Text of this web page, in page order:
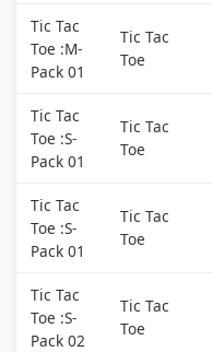
Tic Tac
Toe :M-
Pack 01
Tic Tac
Toe
Tic Tac
Toe :S-
Pack 01
Tic Tac
Toe
Tic Tac
Toe :S-
Pack 01
Tic Tac
Toe
Tic Tac
Toe :S-
Pack 02
Tic Tac
Toe